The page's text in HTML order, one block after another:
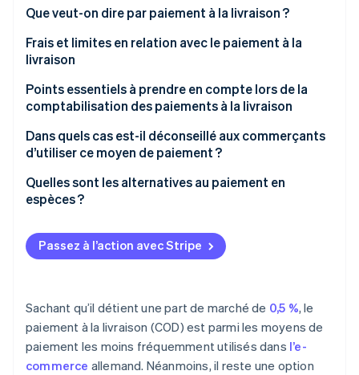
Découvrez comment Stripe construit l’infrastructure
Regarder la vidéo
Que veut-on dire par paiement à la livraison ?
Mode de fonctionnement du paiement à la livraison
Frais et limites en relation avec le paiement à la
livraison
Quels sont les avantages du paiement à la livraison ?
Avantages pour les commerçants en ligne
Avantages pour les clients
Quels sont les inconvénients du paiement à la
livraison ?
Inconvénients pour les clients
Points essentiels à prendre en compte lors de la
comptabilisation des paiements à la livraison
Dans quels cas est-il déconseillé aux commerçants
d’utiliser ce moyen de paiement ?
Taux de retour élevé
Articles de grande valeur
Produits périssables
Quelles sont les alternatives au paiement en
espèces ?
Passez à l’action avec Stripe
Sachant qu’il détient une part de marché de 0,5 %, le
paiement à la livraison (COD) est parmi les moyens de
paiement les moins fréquemment utilisés dans l’e-
commerce allemand. Néanmoins, il reste une option